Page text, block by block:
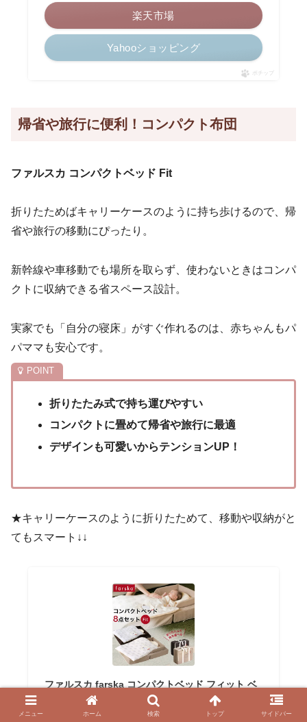
楽天市場
Yahooショッピング
ポチップ
帰省や旅行に便利！コンパクト布団
ファルスカ コンパクトベッド Fit
折りたためばキャリーケースのように持ち歩けるので、帰
省や旅行の移動にぴったり。
新幹線や車移動でも場所を取らず、使わないときはコンパ
クトに収納できる省スペース設計。
実家でも「自分の寝床」がすぐ作れるのは、赤ちゃんもパ
パママも安心です。
折りたたみ式で持ち運びやすい
コンパクトに畳めて帰省や旅行に最適
デザインも可愛いからテンションUP！
★キャリーケースのように折りたためて、移動や収納がと
てもスマート↓↓
ファルスカ farska コンパクトベッド フィット ベ
ビーベッド 8点セット ( 新生児 赤ちゃん ベビー 0
ヵ月 12ヵ月 ベッド 寝具 布団 セット 折りたたみ
メニュー ホーム 検索 トップ サイドバー